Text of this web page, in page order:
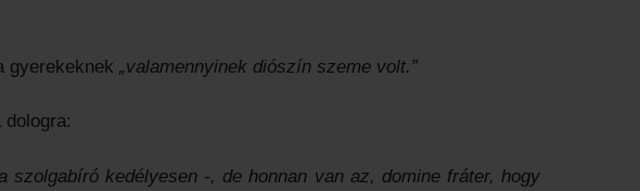
gyerekeknek „valamennyinek diószín szeme volt.”
szolgabíró kedélyesen -, de honnan van az, domine fráter, hogy